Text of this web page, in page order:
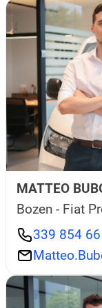
MATTEO
Bozen - Fiat
339 854 66